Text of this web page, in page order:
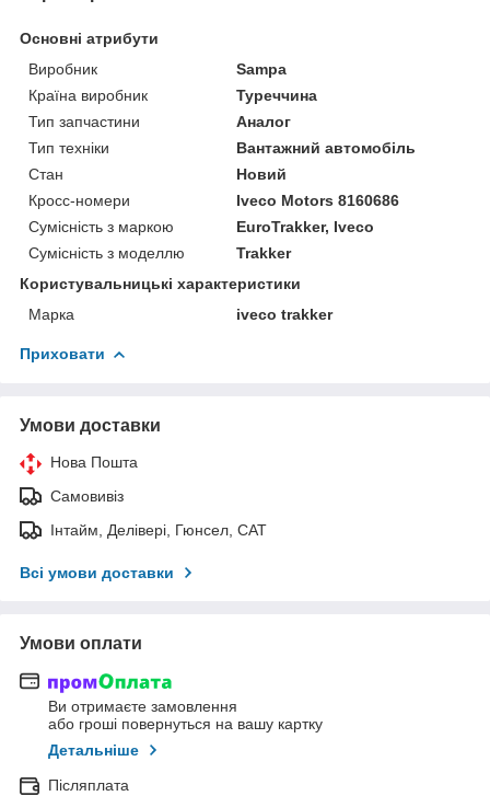
Основні атрибути
Виробник
Sampa
Країна виробник
Туреччина
Тип запчастини
Аналог
Тип техніки
Вантажний автомобіль
Стан
Новий
Кросс-номери
Iveco Motors 8160686
Сумісність з маркою
EuroTrakker, Iveco
Сумісність з моделлю
Trakker
Користувальницькі характеристики
Марка
iveco trakker
Приховати
Умови доставки
Нова Пошта
Самовивіз
Інтайм, Делівері, Гюнсел, САТ
Всі умови доставки
Умови оплати
Ви отримаєте замовлення
або гроші повернуться на вашу картку
Детальніше
Післяплата